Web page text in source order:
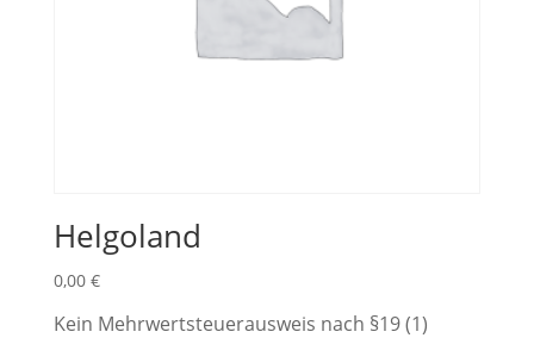
Helgoland
0,00 €
Kein Mehrwertsteuerausweis nach §19 (1)